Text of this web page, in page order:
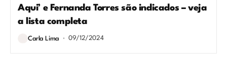
Aqui’ e Fernanda Torres são indicados – veja
a lista completa
Carla Lima 09/12/2024